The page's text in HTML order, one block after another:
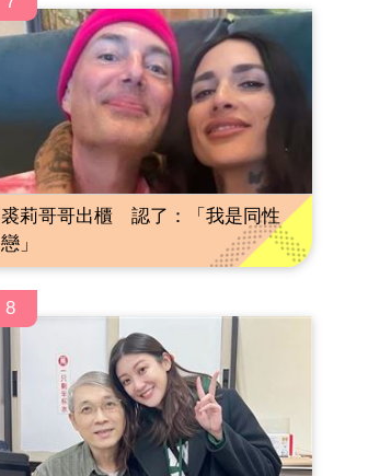
裘莉哥哥出櫃 認了：「我是同性
戀」
8